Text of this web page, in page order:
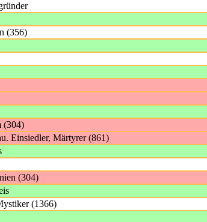
(356)
(304)
Einsiedler, Märtyrer (861)
(304)
(1366)